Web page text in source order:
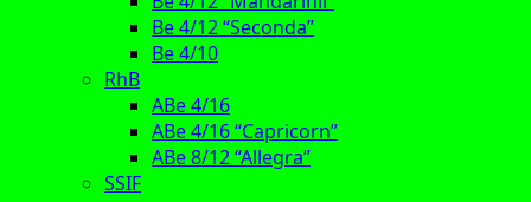
Be 4/12 “Seconda”
Be 4/10
RhB
ABe 4/16
ABe 4/16 “Capricorn”
ABe 8/12 “Allegra”
SSIF